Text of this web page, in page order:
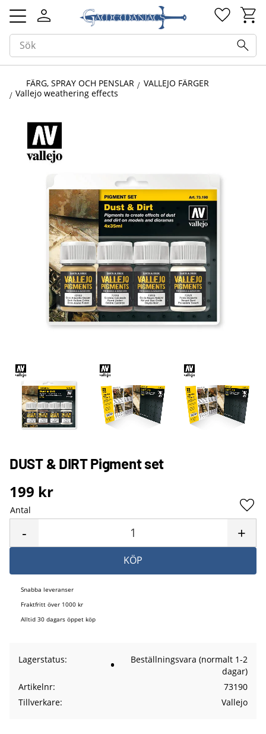
Meny
FÄRG, SPRAY OCH PENSLAR
VALLEJO FÄRGER
Vallejo weathering effects
DUST & DIRT Pigment set
199 kr
Antal
+
-
KÖP
Snabba leveranser
Fraktfritt över 1000 kr
Alltid 30 dagars öppet köp
Lagerstatus
Beställningsvara (normalt 1-2
dagar)
Artikelnr
73190
Tillverkare
Vallejo